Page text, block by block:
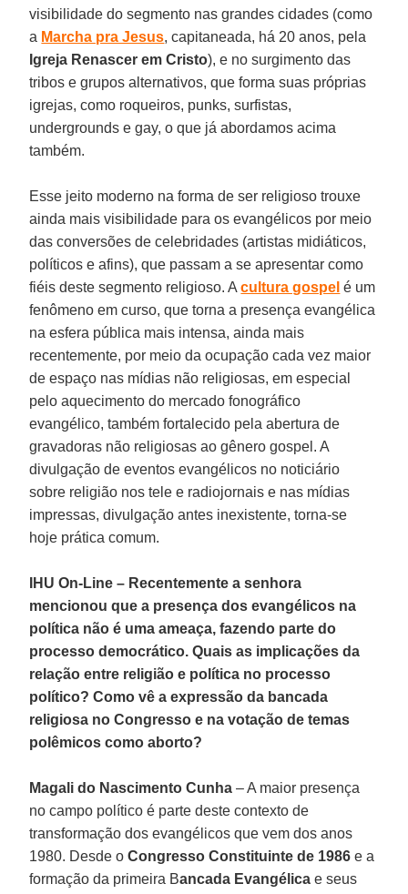
visibilidade do segmento nas grandes cidades (como
a Marcha pra Jesus, capitaneada, há 20 anos, pela
Igreja Renascer em Cristo), e no surgimento das
tribos e grupos alternativos, que forma suas próprias
igrejas, como roqueiros, punks, surfistas,
undergrounds e gay, o que já abordamos acima
também.
Esse jeito moderno na forma de ser religioso trouxe
ainda mais visibilidade para os evangélicos por meio
das conversões de celebridades (artistas midiáticos,
políticos e afins), que passam a se apresentar como
fiéis deste segmento religioso. Acultura gospel é um
fenômeno em curso, que torna a presença evangélica
na esfera pública mais intensa, ainda mais
recentemente, por meio da ocupação cada vez maior
de espaço nas mídias não religiosas, em especial
pelo aquecimento do mercado fonográfico
evangélico, também fortalecido pela abertura de
gravadoras não religiosas ao gênero gospel. A
divulgação de eventos evangélicos no noticiário
sobre religião nos tele e radiojornais e nas mídias
impressas, divulgação antes inexistente, torna-se
hoje prática comum.
IHU On-Line – Recentemente a senhora
mencionou que a presença dos evangélicos na
política não é uma ameaça, fazendo parte do
processo democrático. Quais as implicações da
relação entre religião e política no processo
político? Como vê a expressão da bancada
religiosa no Congresso e na votação de temas
polêmicos como aborto?
Magali do Nascimento Cunha – A maior presença
no campo político é parte deste contexto de
transformação dos evangélicos que vem dos anos
1980. Desde oCongresso Constituinte de 1986e a
formação da primeira Bancada Evangélica e seus